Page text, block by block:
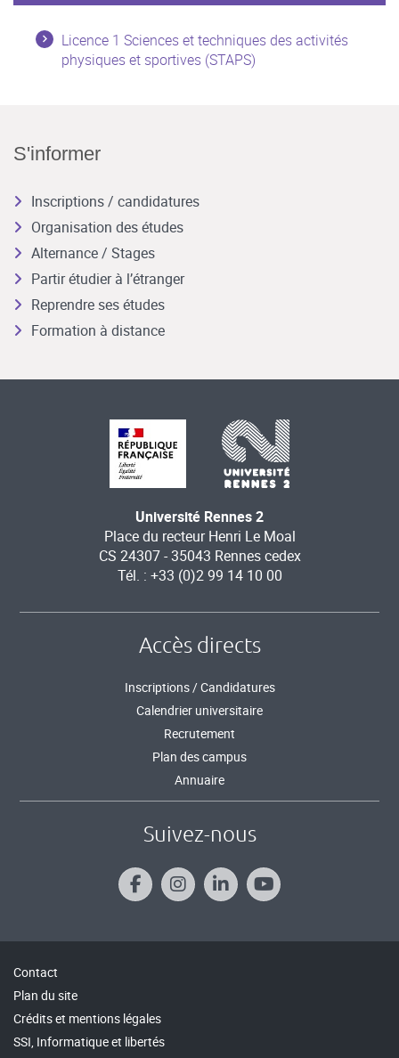
Licence 1 Sciences et techniques des activités
physiques et sportives (STAPS)
S'informer
Inscriptions / candidatures
Organisation des études
Alternance / Stages
Partir étudier à l’étranger
Reprendre ses études
Formation à distance
Université Rennes 2
Place du recteur Henri Le Moal
CS 24307 - 35043 Rennes cedex
Tél. : +33 (0)2 99 14 10 00
Accès directs
Inscriptions / Candidatures
Calendrier universitaire
Recrutement
Plan des campus
Annuaire
Suivez-nous
Contact
Plan du site
Crédits et mentions légales
SSI, Informatique et libertés